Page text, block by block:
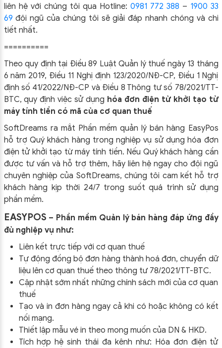
liên hệ với chúng tôi qua Hotline: 0981 772 388 – 1900 33
69 đội ngũ của chúng tôi sẽ giải đáp nhanh chóng và chi
tiết nhất.
==========
Theo quy định tại Điều 89 Luật Quản lý thuế ngày 13 tháng
6 năm 2019, Điều 11 Nghị định 123/2020/NĐ-CP, Điều 1 Nghị
định số 41/2022/NĐ-CP và Điều 8 Thông tư số 78/2021/TT-
BTC, quy định việc sử dụng hóa đơn điện tử khởi tạo từ
máy tính tiền có mã của cơ quan thuế
SoftDreams ra mắt Phần mềm quản lý bán hàng EasyPos
hỗ trợ Quý khách hàng trong nghiệp vụ sử dụnghóa đơn
điện tử khởi tạo từ máy tính tiền. Nếu Quý khách hàng cần
được tư vấn và hỗ trợ thêm, hãy liên hệ ngay cho đội ngũ
chuyên nghiệp của SoftDreams, chúng tôi cam kết hỗ trợ
khách hàng kịp thời 24/7 trong suốt quá trình sử dụng
phần mềm.
EASYPOS – Phần mềm Quản lý bán hàng đáp ứng đầy
đủ nghiệp vụ như:
Liên kết trực tiếp với cơ quan thuế
Tự động đồng bộ đơn hàng thành hoá đơn, chuyển dữ
liệu lên cơ quan thuế theo thông tư 78/2021/TT-BTC.
Cập nhật sớm nhất những chính sách mới của cơ quan
thuế
Tạo và in đơn hàng ngay cả khi có hoặc không có kết
nối mạng.
Thiết lập mẫu vé in theo mong muốn của DN & HKD.
Tích hợp hệ sinh thái đa kênh như: Hóa đơn điện tử